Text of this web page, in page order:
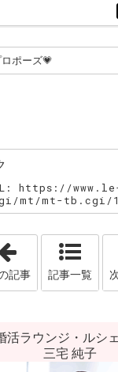
ポーズ💗
https://
mt/mt-tb.cgi/
「バレンタイ
記事 記事一覧
活ラウンジ・ルシ
三宅 純子